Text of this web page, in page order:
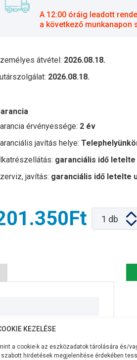
A 12:00 óráig leadott
a következő munkanapon
átvétel: 2026.08.18.
2026.08.18.
érvényessége: 2 év
javítás helye:
garanciális idő letelte
javítás: garanciális idő letelte
1 db
KEZELÉSE
a cookie-k az eszközadatok tárolására és/
hirdetések megjelenítése érdekében